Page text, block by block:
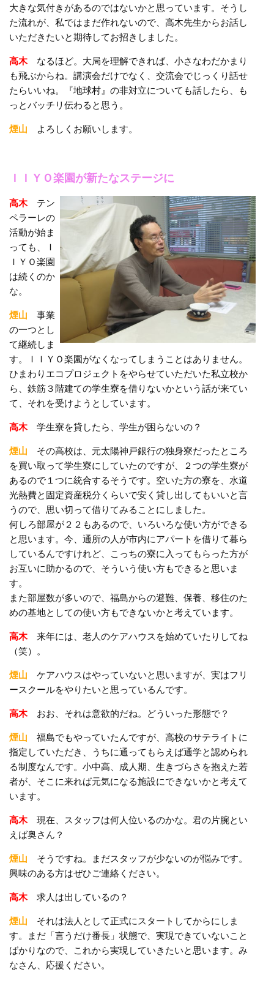
大きな気付きがあるのではないかと思っています。そうし
た流れが、私ではまだ作れないので、高木先生からお話し
いただきたいと期待してお招きしました。
高木なるほど。大局を理解できれば、小さなわだかまり
も飛ぶからね。講演会だけでなく、交流会でじっくり話せ
たらいいね。『地球村』の非対立についても話したら、も
っとバッチリ伝わると思う。
煙山 よろしくお願いします。
ＩＩＹＯ楽園が新たなステージに
高木テン
ペラーレの
活動が始ま
っても、Ｉ
ＩＹＯ楽園
は続くのか
な。
煙山 事業
の一つとし
て継続しま
す。ＩＩＹＯ楽園がなくなってしまうことはありません。
ひまわりエコプロジェクトをやらせていただいた私立校か
ら、鉄筋３階建ての学生寮を借りないかという話が来てい
て、それを受けようとしています。
高木学生寮を貸したら、学生が困らないの？
煙山 その高校は、元太陽神戸銀行の独身寮だったところ
を買い取って学生寮にしていたのですが、２つの学生寮が
あるので１つに統合するそうです。空いた方の寮を、水道
光熱費と固定資産税分くらいで安く貸し出してもいいと言
うので、思い切って借りてみることにしました。
何しろ部屋が２２もあるので、いろいろな使い方ができる
と思います。今、通所の人が市内にアパートを借りて暮ら
しているんですけれど、こっちの寮に入ってもらった方が
お互いに助かるので、そういう使い方もできると思いま
す。
また部屋数が多いので、福島からの避難、保養、移住のた
めの基地としての使い方もできないかと考えています。
高木来年には、老人のケアハウスを始めていたりしてね
（笑）。
煙山 ケアハウスはやっていないと思いますが、実はフリ
ースクールをやりたいと思っているんです。
高木おお、それは意欲的だね。どういった形態で？
煙山 福島でもやっていたんですが、高校のサテライトに
指定していただき、うちに通ってもらえば通学と認められ
る制度なんです。小中高、成人期、生きづらさを抱えた若
者が、そこに来れば元気になる施設にできないかと考えて
います。
高木現在、スタッフは何人位いるのかな。君の片腕とい
えば奥さん？
煙山 そうですね。まだスタッフが少ないのが悩みです。
興味のある方はぜひご連絡ください。
高木求人は出しているの？
煙山 それは法人として正式にスタートしてからにしま
す。まだ「言うだけ番長」状態で、実現できていないこと
ばかりなので、これから実現していきたいと思います。み
なさん、応援ください。